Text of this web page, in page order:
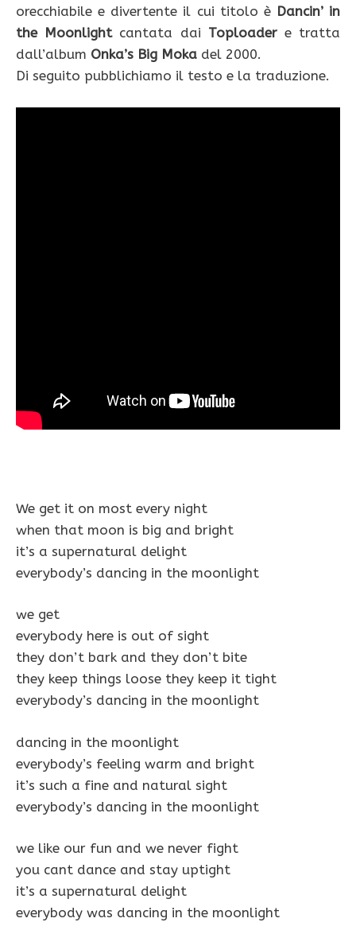
orecchiabile e divertente il cui titolo è Dancin’ in
the Moonlightcantata dai Toploader e tratta
dall’album Onka’s Big Moka del 2000.
Di seguito pubblichiamo il testo e la traduzione.
We get it on most every night
when that moon is big and bright
it’s a supernatural delight
everybody’s dancing in the moonlight
we get
everybody here is out of sight
they don’t bark and they don’t bite
they keep things loose they keep it tight
everybody’s dancing in the moonlight
dancing in the moonlight
everybody’s feeling warm and bright
it’s such a fine and natural sight
everybody’s dancing in the moonlight
we like our fun and we never fight
you cant dance and stay uptight
it’s a supernatural delight
everybody was dancing in the moonlight